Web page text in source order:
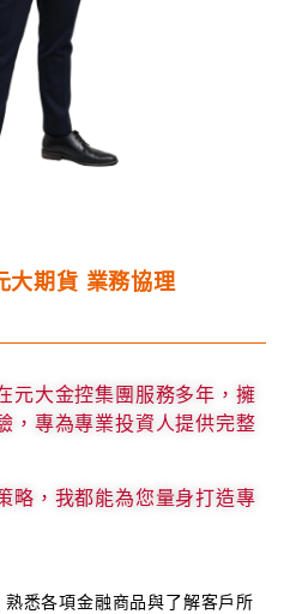
大期貨 業務協理
元大金控集團服務多年，擁
，專為專業投資人提供完整
略，我都能為您量身打造專
熟悉各項金融商品與了解客戶所